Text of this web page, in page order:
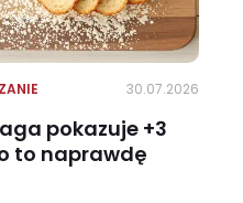
30.07.2026
pokazuje +3
to naprawdę